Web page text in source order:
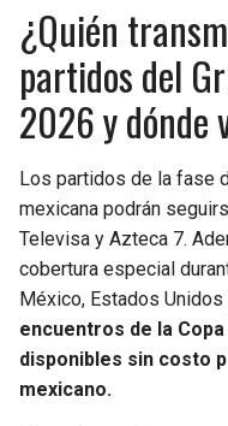
¿Quién
partidos del
2026 y dónde
Los partidos de la fase
mexicana podrán
Televisa y Azteca 7.
cobertura especial
México, Estados Unidos
encuentros de la
disponibles sin costo
mexicano.